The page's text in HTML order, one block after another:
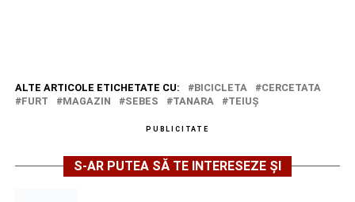
ALTE ARTICOLE ETICHETATE CU: BICICLETA
CERCETATA
FURT
MAGAZIN SEBES TANARA TEIUŞ
PUBLICITATE
S-AR PUTEA SĂ TE INTERESEZE ȘI